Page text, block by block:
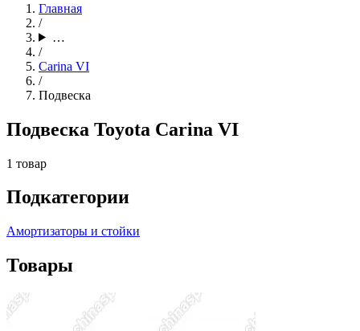
Главная
/
…
/
Carina VI
/
Подвеска
Подвеска Toyota Carina VI
1 товар
Подкатегории
Амортизаторы и стойки
Товары